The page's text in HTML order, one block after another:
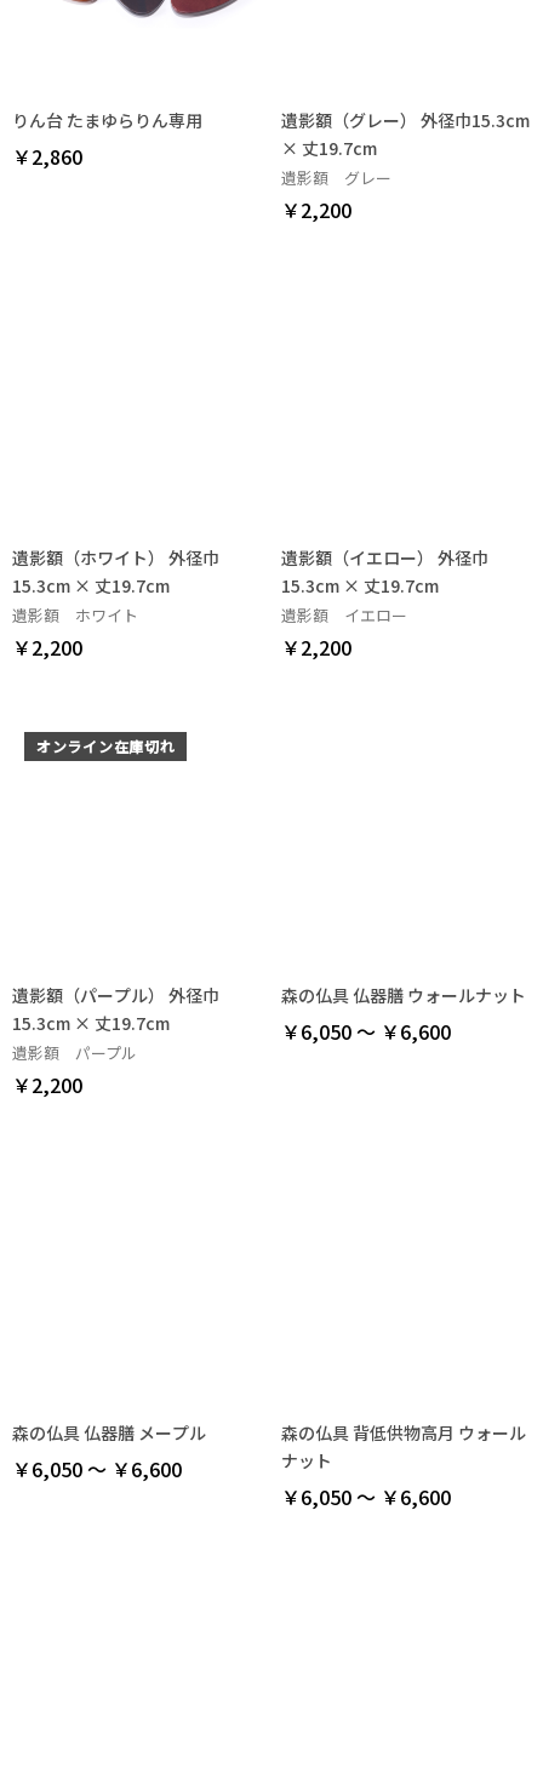
りん台 たまゆらりん専用
￥2,860
遺影額（グレー） 外径巾15.3cm
× 丈19.7cm
遺影額 グレー
￥2,200
遺影額（ホワイト） 外径巾
15.3cm × 丈19.7cm
遺影額 ホワイト
￥2,200
遺影額（イエロー） 外径巾
15.3cm × 丈19.7cm
遺影額 イエロー
￥2,200
オンライン在庫切れ
遺影額（パープル） 外径巾
15.3cm × 丈19.7cm
遺影額 パープル
￥2,200
森の仏具 仏器膳 ウォールナット
￥6,050 ～ ￥6,600
森の仏具 仏器膳 メープル
￥6,050 ～ ￥6,600
森の仏具 背低供物高月 ウォール
ナット
￥6,050 ～ ￥6,600